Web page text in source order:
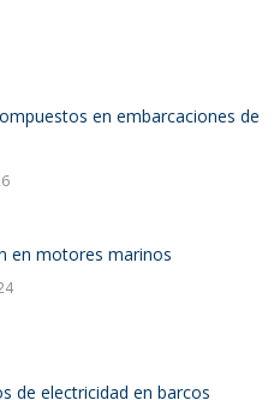
en embarcaciones de
en motores marinos
de electricidad en barcos